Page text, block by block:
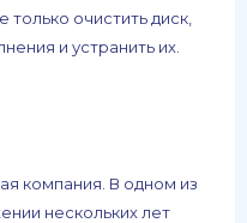
очистить диск,
и устранить их.
компания. В одном из
нескольких лет